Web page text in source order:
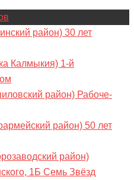
район) 30 лет
Калмыкия) 1-й
район) Рабоче-
район) 50 лет
район)
1Б Семь Звёзд